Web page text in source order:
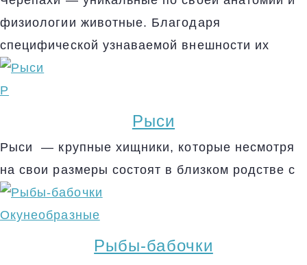
физиологии животные. Благодаря
специфической узнаваемой внешности их
Р
Рыси
Рыси — крупные хищники, которые несмотря
на свои размеры состоят в близком родстве с
Окунеобразные
Рыбы-бабочки